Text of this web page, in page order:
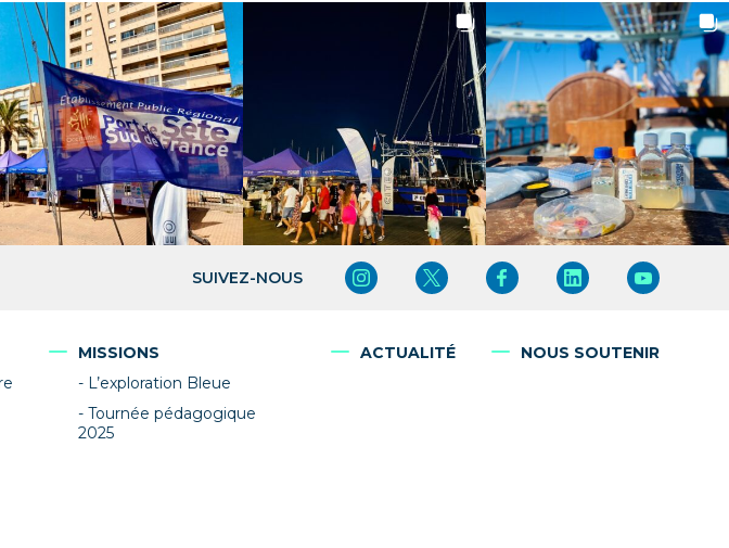
SUIVEZ-NOUS
MISSIONS
L’exploration Bleue
Tournée pédagogique
2025
ACTUALITÉ NOUS SOUTENIR